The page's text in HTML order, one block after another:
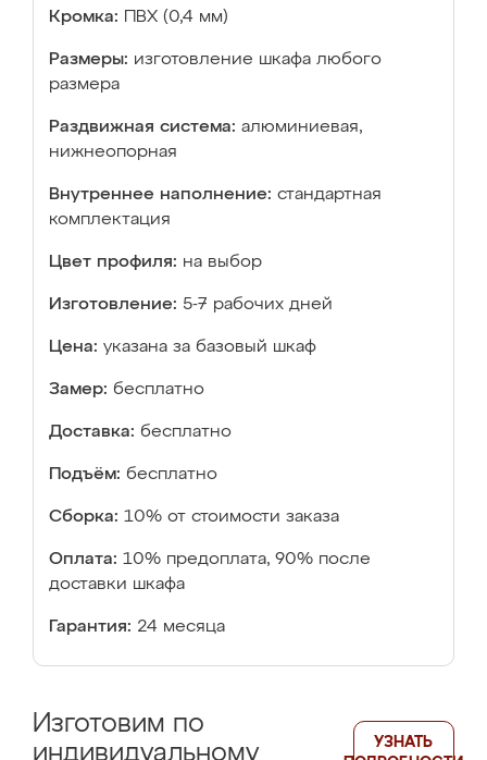
Кромка: ПВХ (0,4 мм)
Размеры: изготовление шкафа любого
размера
Раздвижная система: алюминиевая,
нижнеопорная
Внутреннее наполнение: стандартная
комплектация
Цвет профиля: на выбор
Изготовление: 5-7 рабочих дней
Цена: указана за базовый шкаф
Замер: бесплатно
Доставка: бесплатно
Подъём: бесплатно
Сборка: 10% от стоимости заказа
Оплата: 10% предоплата, 90% после
доставки шкафа
Гарантия: 24 месяца
Изготовим по
индивидуальному
УЗНАТЬ